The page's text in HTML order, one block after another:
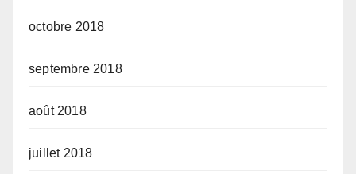
octobre 2018
septembre 2018
août 2018
juillet 2018